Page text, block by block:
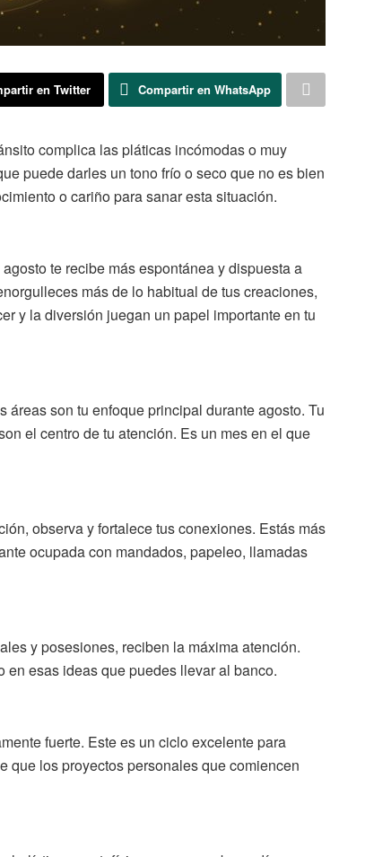
en Twitter Compartir en WhatsApp
complica las pláticas incómodas o muy
puede darles un tono frío o seco que no es bien
o cariño para sanar esta situación.
te recibe más espontánea y dispuesta a
más de lo habitual de tus creaciones,
y la diversión juegan un papel importante en tu
son tu enfoque principal durante agosto. Tu
el centro de tu atención. Es un mes en el que
observa y fortalece tus conexiones. Estás más
ocupada con mandados, papeleo, llamadas
y posesiones, reciben la máxima atención.
en esas ideas que puedes llevar al banco.
fuerte. Este es un ciclo excelente para
que los proyectos personales que comiencen